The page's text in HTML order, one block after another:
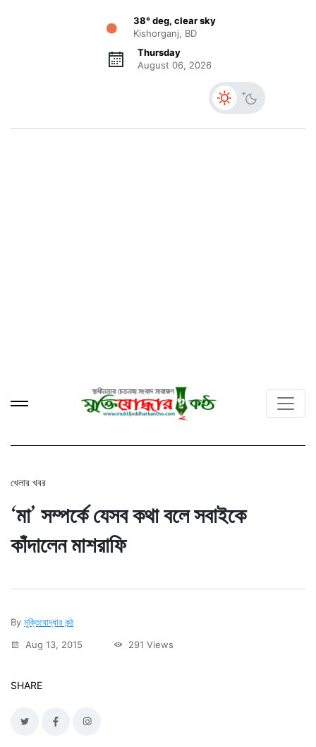
38° deg, clear sky
Kishorganj, BD
Thursday
August 06, 2026
খেলার খবর
‘মা’ সম্পর্কে যেসব কথা বলে সবাইকে
কাঁদালেন মাশরাফি
By মুক্তিযোদ্ধার কন্ঠ
Aug 13, 2015
291 Views
SHARE